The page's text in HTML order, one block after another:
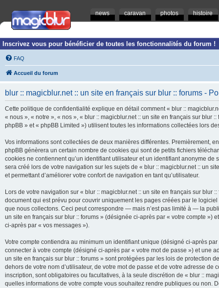
news caravan photos histoire
Inscrivez vous pour bénéficier de toutes les fonctionnalités du forum !
FAQ
Accueil du forum
blur :: magicblur.net :: un site en français sur blur :: forums -
Cette politique de confidentialité explique en détail comment « blur ::
« nous », « notre », « nos », « blur :: magicblur.net :: un site en français sur blur
phpBB » et « phpBB Limited ») utilisent toutes les informations collectées lors
Vos informations sont collectées de deux manières différentes. Premièrement,
phpBB génèrera un certain nombre de cookies qui sont de petits fichiers
cookies ne contiennent qu’un identifiant utilisateur et un identifiant anonyme
sera créé lors de votre navigation sur les sujets de « blur :: magicblur.net :: un
et permettant d’améliorer votre confort de navigation en tant qu’utilisateur.
Lors de votre navigation sur « blur :: magicblur.net :: un site en français sur
document qui est prévu pour couvrir uniquement les pages créées par le
que nous collectons. Ceci peut correspondre — mais n’est pas limité à — la
un site en français sur blur :: forums » (désignée ci-après par « votre compte
ci-après par « vos messages »).
Votre compte contiendra au minimum un identifiant unique (désigné ci-après
connecter à votre compte (désigné ci-après par « votre mot de passe ») et une
un site en français sur blur :: forums » sont protégées par les lois de protection
dehors de votre nom d’utilisateur, de votre mot de passe et de votre adresse
inscription, sont obligatoires ou facultatives, à la seule discrétion de « blur ::
quelles informations de votre compte vous souhaitez rendre publiques ou non.